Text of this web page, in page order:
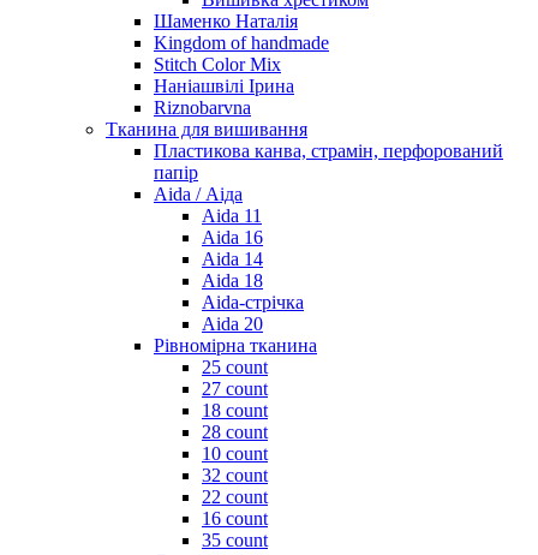
Шаменко Наталія
Kingdom of handmade
Stitch Color Mix
Наніашвілі Ірина
Riznobarvna
Тканина для вишивання
Пластикова канва, страмін, перфорований
папір
Aida / Аіда
Aida 11
Aida 16
Aida 14
Aida 18
Aida-стрічка
Aida 20
Рівномірна тканина
25 count
27 count
18 count
28 count
10 count
32 count
22 count
16 count
35 count